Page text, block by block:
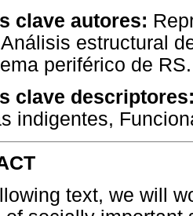
clave autores:
Análisis estructural
periférico de RS.
clave
indigentes,
text, we will